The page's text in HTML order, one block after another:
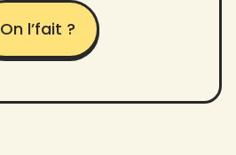
On l’fait ?